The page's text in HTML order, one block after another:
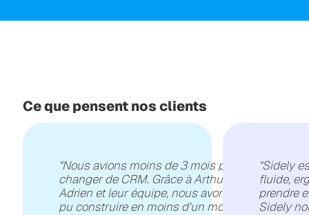
Ce que pensent nos clients
“Nous avions moins de 3 mois pour
changer de CRM. Grâce à Arthur,
Adrien et leur équipe, nous avons
pu construire en moins d'un mois le
“Sidely
fluide,
prendre
Sidely